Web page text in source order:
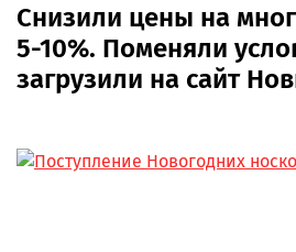
Снизили цены на
5-10%. Поменяли
загрузили на сайт